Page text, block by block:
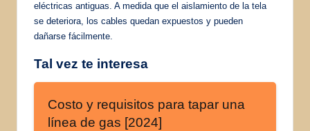
eléctricas antiguas. A medida que el aislamiento de la tela
se deteriora, los cables quedan expuestos y pueden
dañarse fácilmente.
Tal vez te interesa
Costo y requisitos para tapar una
línea de gas [2024]